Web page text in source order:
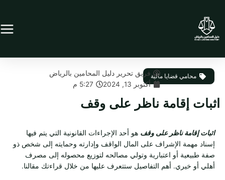
محامي قضايا ماليةفريق تحرير دليل المحامين بالرياض
أكتوبر 13, 2024
5:27 م
اثبات إقامة ناظر على وقف
اثبات إقامة ناظر على وقف هو أحد الإجراءات القانونية التي يتم فيها
إسناد مهمة الإشراف على المال الواقف وإدارته وحمايته إلى شخص ذو
صفة طبيعية أو اعتبارية وتولي مصالحه لتوزيع محصوله إلى مصرف
أهلي أو خيري. أهم التفاصيل ستتعرف عليها من خلال قراءتك مقالنا.